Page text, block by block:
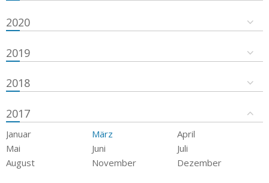
2020
2019
2018
2017
Januar März
April
Mai
Juni
Juli
August
November Dezember